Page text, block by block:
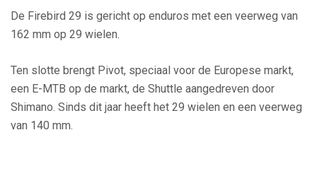
De Firebird 29 is gericht op enduros met een veerweg van
162 mm op 29 wielen.
Ten slotte brengt Pivot, speciaal voor de Europese markt,
een E-MTB op de markt, de Shuttle aangedreven door
Shimano. Sinds dit jaar heeft het 29 wielen en een veerweg
van 140 mm.